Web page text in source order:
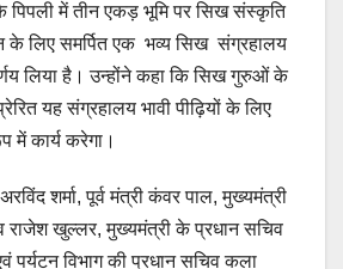
पिपली में तीन एकड़ भूमि पर सिख संस्कृति
के लिए समर्पित एक भव्य सिख संग्रहालय
लिया है। उन्होंने कहा कि सिख गुरुओं के
यह संग्रहालय भावी पीढ़ियों के लिए
में कार्य करेगा।
शर्मा, पूर्व मंत्री कंवर पाल, मुख्यमंत्री
राजेश खुल्लर, मुख्यमंत्री के प्रधान सचिव
पर्यटन विभाग की प्रधान सचिव कला